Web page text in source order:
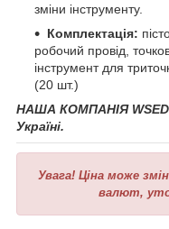
зміни інструменту.
Комплектація:
робочий провід,
інструмент для
(20 шт.)
НАША КОМПАНІЯ
Україні.
Увага! Ціна може
валют,